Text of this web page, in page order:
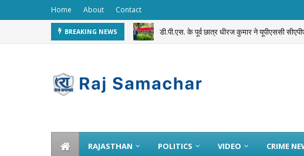
Home About Contact
BREAKING NEWS
डी.पी.एस. के पूर्व छात्र धीरज कुमार ने यूपीएससी
सवाई माधोपुर पुलिस का अनूठा ‘Drug Warrior
RAJASTHAN POLITICS VIDEO CRIME